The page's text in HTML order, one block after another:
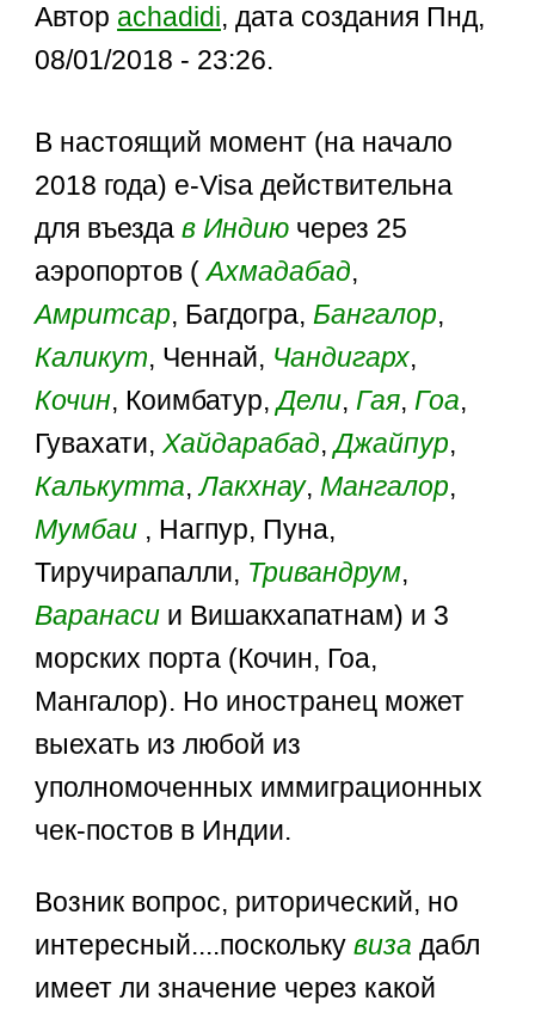
Автор achadidi, дата создания Пнд,
08/01/2018 - 23:26.
В настоящий момент (на начало
2018 года) e-Visa действительна
для въездав Индию через 25
аэропортов (Ахмадабад,
Амритсар, Багдогра,Бангалор,
Каликут, Ченнай, Чандигарх,
Кочин, Коимбатур,Дели,Гая,Гоа,
Гувахати,Хайдарабад,Джайпур,
Калькутта,Лакхнау,Мангалор,
Мумбаи , Нагпур, Пуна,
Тиручирапалли, Тривандрум,
Варанаси и Вишакхапатнам) и 3
морских порта (Кочин, Гоа,
Мангалор). Но иностранец может
выехать из любой из
уполномоченных иммиграционных
чек-постов в Индии.
Возник вопрос, риторический, но
интересный....посколькувиза дабл
имеет ли значение через какой